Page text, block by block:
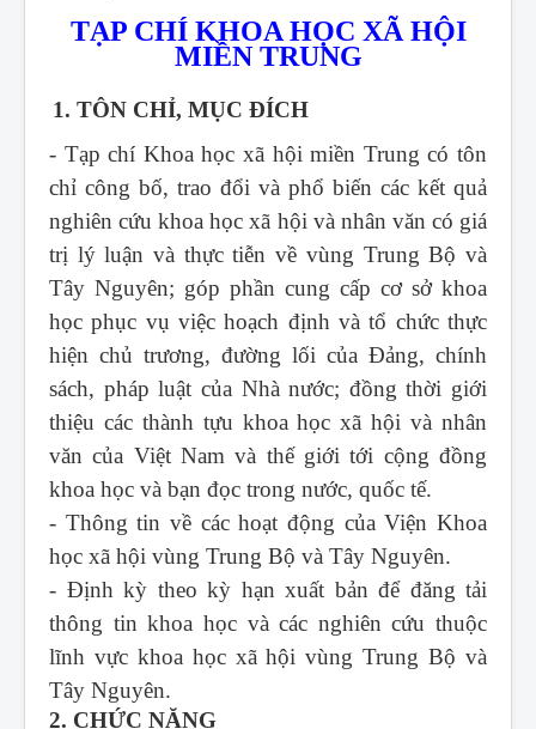
TẠP CHÍ KHOA HỌC XÃ HỘI
MIỀN TRUNG
1. TÔN CHỈ, MỤC ĐÍCH
- Tạp chí Khoa học xã hội miền Trung có tôn
chỉ công bố, trao đổi và phổ biến các kết quả
nghiên cứu khoa học xã hội và nhân văn có giá
trị lý luận và thực tiễn về vùng Trung Bộ và
Tây Nguyên; góp phần cung cấp cơ sở khoa
học phục vụ việc hoạch định và tổ chức thực
hiện chủ trương, đường lối của Đảng, chính
sách, pháp luật của Nhà nước; đồng thời giới
thiệu các thành tựu khoa học xã hội và nhân
văn của Việt Nam và thế giới tới cộng đồng
khoa học và bạn đọc trong nước, quốc tế.
- Thông tin về các hoạt động của Viện Khoa
học xã hội vùng Trung Bộ và Tây Nguyên.
- Định kỳ theo kỳ hạn xuất bản để đăng tải
thông tin khoa học và các nghiên cứu thuộc
lĩnh vực khoa học xã hội vùng Trung Bộ và
Tây Nguyên.
2. CHỨC NĂNG